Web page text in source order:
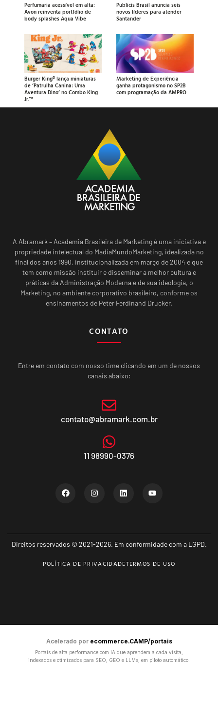
Perfumaria acessível em alta:
Avon reinventa portfólio de
body splashes Aqua Vibe
Publicis Brasil anuncia seis
novos líderes para atender
Santander
Burger King® lança miniaturas
de ‘Patrulha Canina: Uma
Aventura Dino’ no Combo King
Jr.™
Marketing de Experiência
ganha protagonismo no SP2B
com programação da AMPRO
A Abramark – Academia Brasileira de Marketing é uma iniciativa e
propriedade intelectual do MadiaMundoMarketing, idealizada no
final dos anos 1990, institucionalizada em março de 2004 e que
tem como missão instituir e disseminar a melhor cultura e
práticas da Administração Moderna e de sua ideologia, o
Marketing, no ambiente corporativo brasileiro, conforme os
ensinamentos de Peter Ferdinand Drucker.
CONTATO
Entre em contato com nosso time clicando em um de nossos
canais abaixo:
contato@abramark.com.br
11 98990-0376
Direitos reservados © 2021-2026. Em conformidade com a LGPD.
POLÍTICA DE PRIVACIDADETERMOS DE USO
Acelerado por ecommerce.CAMP/portais
Portais de alta performance com IA que aprendem a cada visita,
indexados e otimizados para SEO, GEO e LLMs, em piloto automático.